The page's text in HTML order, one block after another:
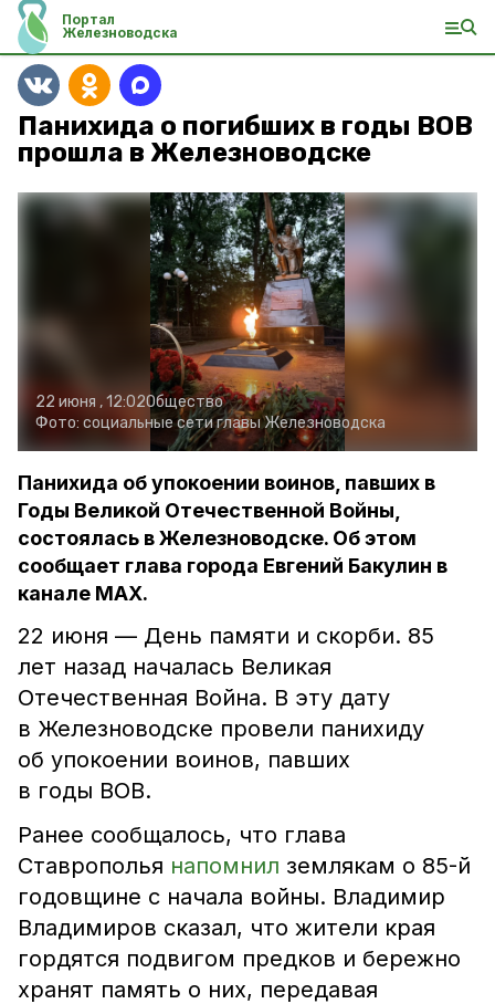
Портал
Железноводска
Панихида о погибших в годы ВОВ
прошла в Железноводске
22 июня , 12:02Общество
Фото: социальные сети главы Железноводска
Панихида об упокоении воинов, павших в
Годы Великой Отечественной Войны,
состоялась в Железноводске. Об этом
сообщает глава города Евгений Бакулин в
канале MAX.
22 июня — День памяти и скорби. 85
лет назад началась Великая
Отечественная Война. В эту дату
в Железноводске провели панихиду
об упокоении воинов, павших
в годы ВОВ.
Ранее сообщалось, что глава
Ставрополья напомнил землякам о 85-й
годовщине с начала войны. Владимир
Владимиров сказал, что жители края
гордятся подвигом предков и бережно
хранят память о них, передавая